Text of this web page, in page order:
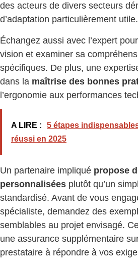
des acteurs de divers secteurs
d’adaptation particulièrement utile.
Échangez aussi avec l’expert
vision et examiner sa
spécifiques. De plus, une
dans la maîtrise des bonnes
l’ergonomie aux performances
A LIRE :
5 étapes
réussi en 2025
Un partenaire impliqué propose
personnalisées plutôt qu’un
standardisé. Avant de vous
spécialiste, demandez des
semblables au projet envisagé.
une assurance supplémentaire
prestataire à répondre à vos